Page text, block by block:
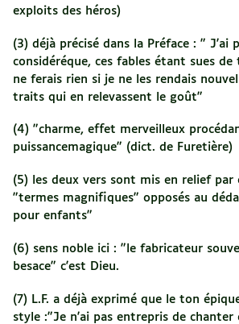
exploits des héros)
(3) déjà précisé dans la Préface : " J'ai
considéréque, ces fables étant sues
ne ferais rien si je ne les rendais
traits qui en relevassent le goût"
(4) "charme, effet merveilleux
puissancemagique" (dict. de Furetière)
(5) les deux vers sont mis en relief par
"termes magnifiques" opposés au
pour enfants"
(6) sens noble ici : "le fabricateur
besace" c'est Dieu.
(7) L.F. a déjà exprimé que le ton
style :"Je n'ai pas entrepris de chanter